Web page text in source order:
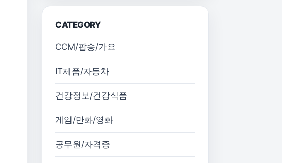
CATEGORY
CCM/팝송/가요
IT제품/자동차
건강정보/건강식품
게임/만화/영화
공무원/자격증